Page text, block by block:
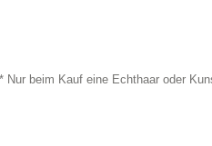
* Nur beim Kauf eine Echthaar oder